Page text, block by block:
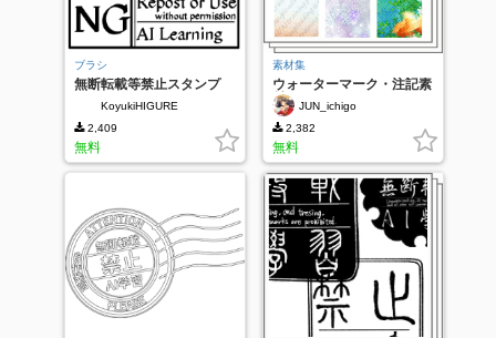
ブラシ
無断転載等禁止スタンプ
KoyukiHIGURE
2,409
無料
素材集
ウォーターマーク・注記素
材
JUN_ichigo
2,382
無料